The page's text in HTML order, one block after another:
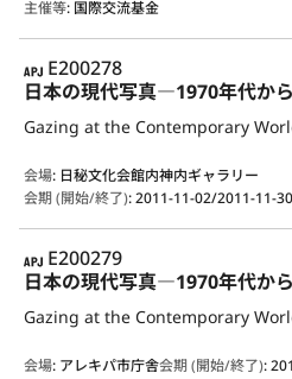
主催等: 国際交流基金
APJ
E200278
日本の現代写真―1970年代か
会場: 日秘文化会館内神内ギャラリー
会期 (開始/終了):2011-11-02/2011-11-30
APJ
E200279
日本の現代写真―1970年代か
会場: アレキパ市庁舎会期 (開始/終了):